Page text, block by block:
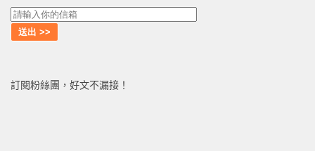
訂閱粉絲團，好文不漏接！